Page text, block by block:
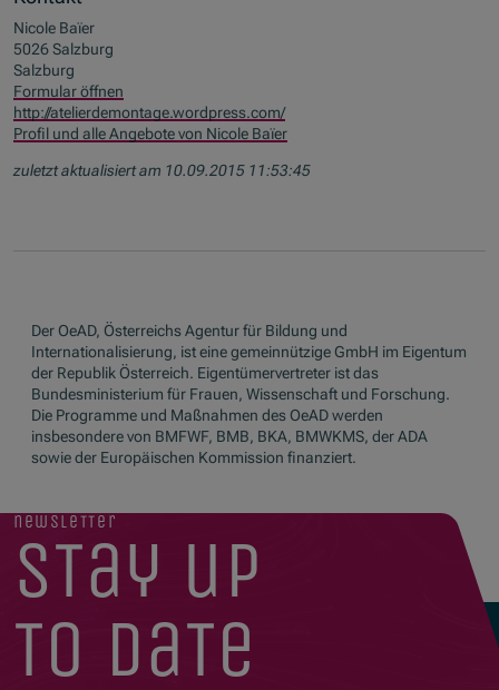
Nicole Baïer
5026 Salzburg
Salzburg
Formular öffnen
http://atelierdemontage.wordpress.com/
Profil und alle Angebote von Nicole Baïer
zuletzt aktualisiert am 10.09.2015 11:53:45
Der OeAD, Österreichs Agentur für Bildung und
Internationalisierung, ist eine gemeinnützige GmbH im Eigentum
der Republik Österreich. Eigentümervertreter ist das
Bundesministerium für Frauen, Wissenschaft und Forschung.
Die Programme und Maßnahmen des OeAD werden
insbesondere von BMFWF, BMB, BKA, BMWKMS, der ADA
sowie der Europäischen Kommission finanziert.
newsletter
stay up
to date